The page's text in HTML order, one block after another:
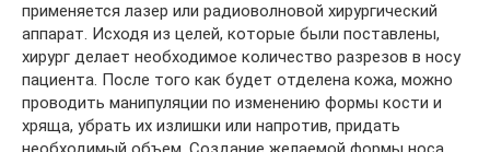
применяется лазер или радиоволновой хирургический
аппарат. Исходя из целей, которые были поставлены,
хирург делает необходимое количество разрезов в носу
пациента. После того как будет отделена кожа, можно
проводить манипуляции по изменению формы кости и
хряща, убрать их излишки или напротив, придать